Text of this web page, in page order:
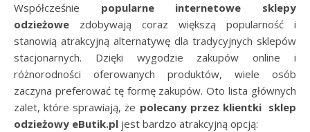
Współcześnie popularne internetowe sklepy
odzieżowe zdobywają coraz większą popularność i
stanowią atrakcyjną alternatywę dla tradycyjnych sklepów
stacjonarnych. Dzięki wygodzie zakupów online i
różnorodności oferowanych produktów, wiele osób
zaczyna preferować tę formę zakupów. Oto lista głównych
zalet, które sprawiają, że polecany przez klientki sklep
odzieżowy eButik.pl jest bardzo atrakcyjną opcją: